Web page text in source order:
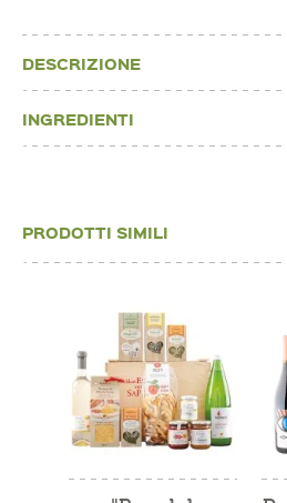
DESCRIZIONE
INGREDIENTI
PRODOTTI SIMILI